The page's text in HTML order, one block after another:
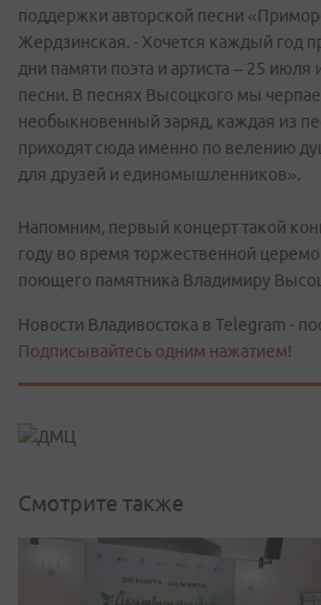
поддержки авторской песни
Жердзинская. - Хочется каждый год
дни памяти поэта и артиста – 25 июля
песни. В песнях Высоцкого мы
необыкновенный заряд, каждая из
приходят сюда именно по велению
для друзей и единомышленников».
Напомним, первый концерт такой
году во время торжественной
поющего памятника Владимиру
Новости Владивостока в Telegram -
Подписывайтесь одним нажатием!
Смотрите также